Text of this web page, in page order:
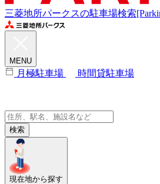
三菱地所パークスの駐車場検索
MENU
月極駐車場 時間貸駐車場
検索
現在地から探す